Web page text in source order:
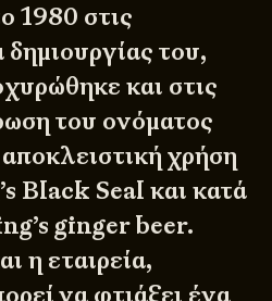
1980 στις
του,
και στις
του ονόματος
χρήση
Black Seal και κατά
ginger beer.
η εταιρεία,